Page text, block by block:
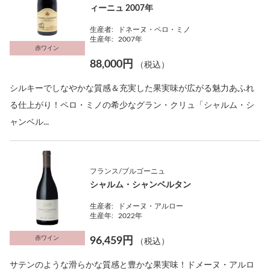
赤ワイン
ィーニュ 2007年
生産者:
ドネーヌ・ペロ・ミノ
生産年:
2007年
88,000円 （税込）
シルキーでしなやかな質感＆充実した果実味が広がる魅力あふれ
る仕上がり！ペロ・ミノの希少なグラン・クリュ「シャルム・シ
ャンベル...
赤ワイン
フランス/ブルゴーニュ
シャルム・シャンベルタン
生産者:
ドメーヌ・アルロー
生産年:
2022年
96,459円 （税込）
サテンのような滑らかな質感と豊かな果実味！ドメーヌ・アルロ